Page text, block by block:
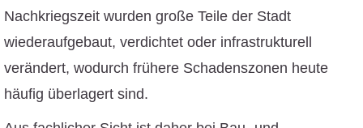
Nachkriegszeit wurden große Teile der Stadt
wiederaufgebaut, verdichtet oder infrastrukturell
verändert, wodurch frühere Schadenszonen heute
häufig überlagert sind.